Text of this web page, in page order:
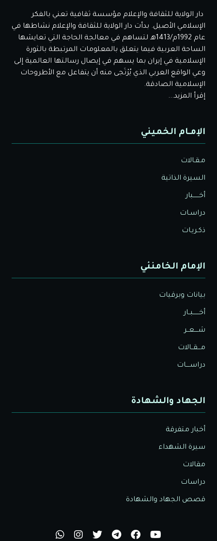
دار الولاية للثقافة والإعلام مؤسسة ثقافية تعني بالفكر
الإسلامي الأصيل. بدأت دار الولاية للثقافة والإعلام نشاطها في
عام 1992م/1413هـ لتساهم في معالجة الحاجة التي تعايشها
الساحة العربية فيما يتعلق بالمعلومات المرتبطة بالثورة
الإسلامية في إيران بما يسهم في إيصال رسالتها العالمية إلى
وعي الواقع العربي الذي يُرْتَجى منه أن يتفاعل مع الأطروحات
الإسلامية الصادقة.
إقرأ المزيد...
الإمـام الخميني
مـقـالات
السيرة الذاتية
أخــــــبار
دراسـات
ذكـريـات
الإمام الخامنئي
بيانات وبرقيات
أخــــــبــار
شــــعــر
مـــقــالات
دراســــات
الجهاد والشهادة
أخبار متفرقة
سيرة الشهداء
مقالات
دراسات
قصص الجهاد والشهادة